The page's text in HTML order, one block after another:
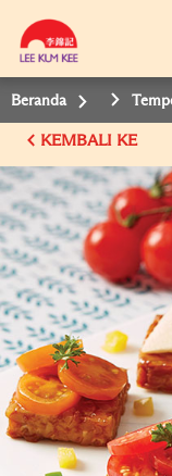
Beranda
KEMBALI KE